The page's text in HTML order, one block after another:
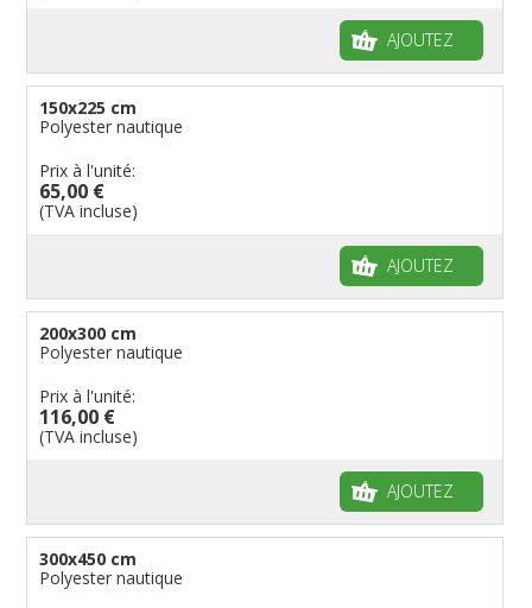
AJOUTEZ
150x225 cm
Polyester nautique
Prix à l'unité:
65,00 €
(TVA incluse)
AJOUTEZ
200x300 cm
Polyester nautique
Prix à l'unité:
116,00 €
(TVA incluse)
AJOUTEZ
300x450 cm
Polyester nautique